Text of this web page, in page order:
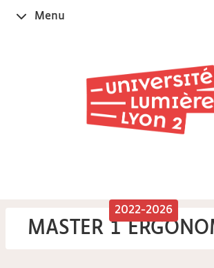
OuvrirMenu
2022-2026
MASTER 1